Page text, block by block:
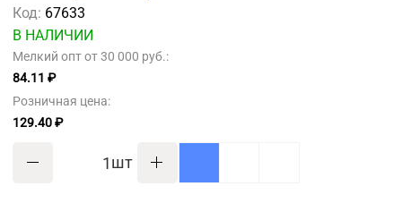
Код: 67633
В НАЛИЧИИ
Мелкий опт от 30 000 руб.:
84.11 ₽
Розничная цена:
129.40 ₽
шт